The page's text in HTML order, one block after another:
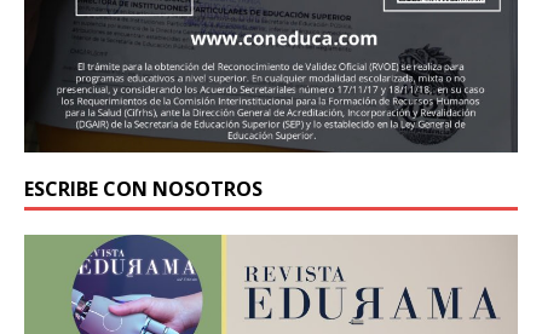
ESCRIBE CON NOSOTROS